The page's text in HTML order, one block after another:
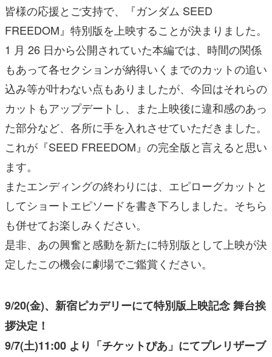
皆様の応援とご支持で、『ガンダム SEED
FREEDOM』特別版を上映することが決まりました。
1 月 26 日から公開されていた本編では、時間の関係
もあって各セクションが納得いくまでのカットの追い
込み等が叶わない点もありましたが、今回はそれらの
カットもアップデートし、また上映後に違和感のあっ
た部分など、各所に手を入れさせていただきました。
これが『SEED FREEDOM』の完全版と言えると思い
ます。
またエンディングの終わりには、エピローグカットと
してショートエピソードを書き下ろしました。そちら
も併せてお楽しみください。
是非、あの興奮と感動を新たに特別版として上映が決
定したこの機会に劇場でご鑑賞ください。
9/20(金)、新宿ピカデリーにて特別版上映記念 舞台挨
拶決定！
9/7(土)11:00 より「チケットぴあ」にてプレリザーブ